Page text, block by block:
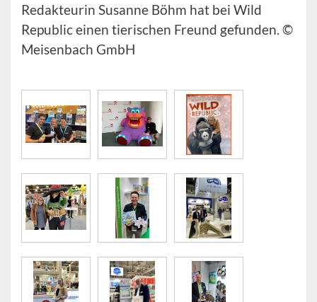
Redakteurin Susanne Böhm hat bei Wild
Republic einen tierischen Freund gefunden. ©
Meisenbach GmbH